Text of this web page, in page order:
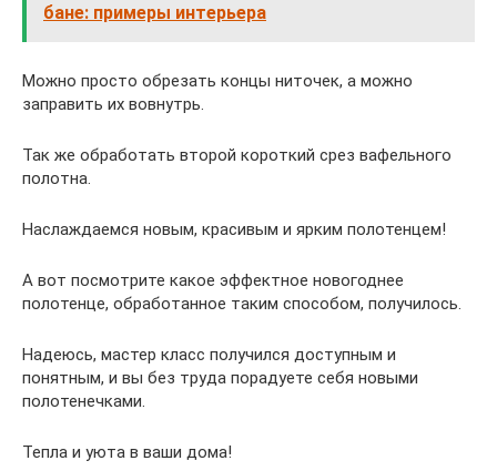
бане: примеры интерьера
Можно просто обрезать концы ниточек, а можно
заправить их вовнутрь.
Так же обработать второй короткий срез вафельного
полотна.
Наслаждаемся новым, красивым и ярким полотенцем!
А вот посмотрите какое эффектное новогоднее
полотенце, обработанное таким способом, получилось.
Надеюсь, мастер класс получился доступным и
понятным, и вы без труда порадуете себя новыми
полотенечками.
Тепла и уюта в ваши дома!